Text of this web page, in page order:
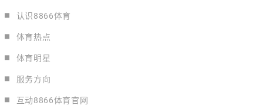
认识8866体育
体育热点
体育明星
服务方向
互动8866体育官网